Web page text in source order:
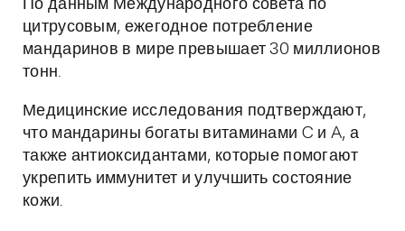
По данным Международного совета по
цитрусовым, ежегодное потребление
мандаринов в мире превышает 30 миллионов
тонн.
Медицинские исследования подтверждают,
что мандарины богаты витаминами C и A, а
также антиоксидантами, которые помогают
укрепить иммунитет и улучшить состояние
кожи.